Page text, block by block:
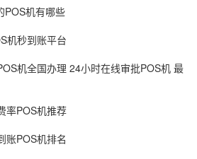
POS机有哪些
机秒到账平台
机全国办理 24小时在线审批POS机 最
率POS机推荐
账POS机排名